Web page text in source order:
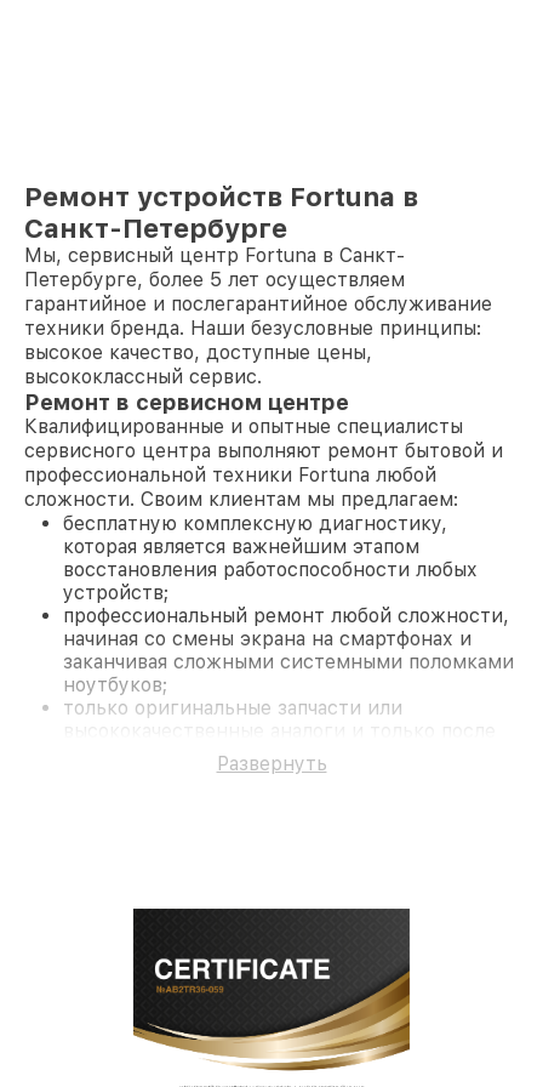
Ремонт устройств Fortuna в
Санкт-Петербурге
Мы, сервисный центр Fortuna в Санкт-
Петербурге, более 5 лет осуществляем
гарантийное и послегарантийное обслуживание
техники бренда. Наши безусловные принципы:
высокое качество, доступные цены,
высококлассный сервис.
Ремонт в сервисном центре
Квалифицированные и опытные специалисты
сервисного центра выполняют ремонт бытовой и
профессиональной техники Fortuna любой
сложности. Своим клиентам мы предлагаем:
бесплатную комплексную диагностику,
которая является важнейшим этапом
восстановления работоспособности любых
устройств;
профессиональный ремонт любой сложности,
начиная со смены экрана на смартфонах и
заканчивая сложными системными поломками
ноутбуков;
только оригинальные запчасти или
согласования с клиентом.
На все работы и замененные комплектующие
безупречной репутацией;
современное оборудование и
лицензированное ПО в ремонтно-
диагностических мастерских;
собственный склад комплектующих, что
Развернуть